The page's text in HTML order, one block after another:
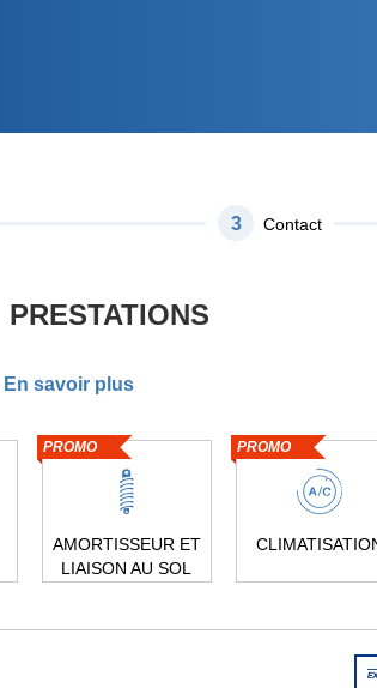
3 Contact
PRESTATIONS
En savoir plus
PROMO
AMORTISSEUR ET
LIAISON AU SOL
PROMO